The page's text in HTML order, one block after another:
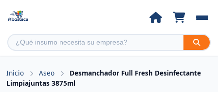
Inicio Aseo
Desmanchador Full Fresh Desinfectante
Limpiajuntas 3875ml